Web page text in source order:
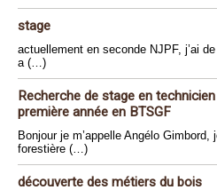
stage
actuellement en seconde NJPF, j’ai
a (…)
Recherche de stage en
première année en BTSGF
Bonjour je m’appelle Angélo Gimbord,
forestière (…)
découverte des métiers du bois